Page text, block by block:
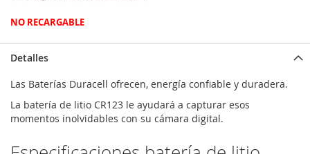
NO RECARGABLE
Detalles
Las Baterías Duracell ofrecen, energía confiable y duradera.
La batería de litio CR123 le ayudará a capturar esos
momentos inolvidables con su cámara digital.